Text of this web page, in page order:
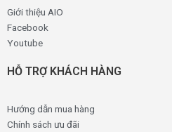
Giới thiệu AIO
Facebook
Youtube
HỖ TRỢ KHÁCH HÀNG
Hướng dẫn mua hàng
Chính sách ưu đãi